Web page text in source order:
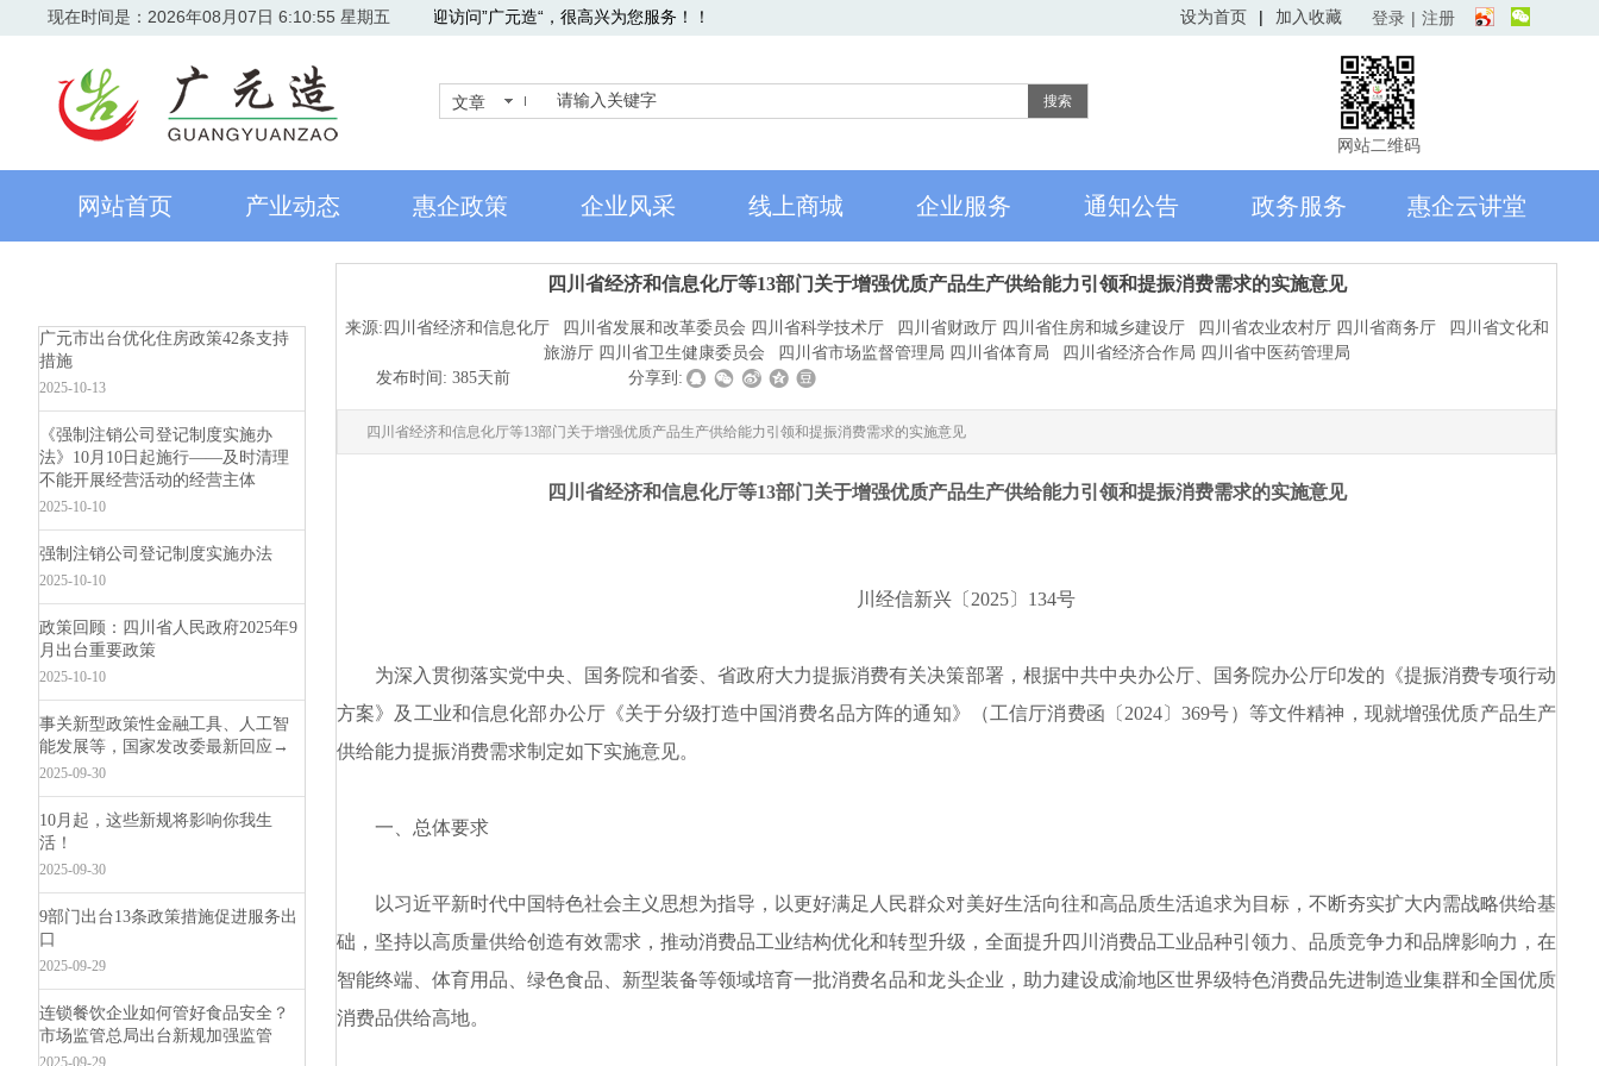
设为首页 | 加入收藏
欢迎访问”广元造“，很高兴为您服务！！ 欢迎访问”广元造“，很高兴为您服务！！
登录 | 注册
现在时间是：2026年08月07日 6:10:55 星期五
网站二维码
文章 搜索
网站首页 产业动态 惠企政策 企业风采 线上商城 企业服务 通知公告 政务服务 惠企云讲堂
四川省经济和信息化厅等13部门关于增强优质产品生产供给能力引领和提振消费需求的实施意见
来源: 四川省经济和信息化厅 四川省发展和改革委员会 四川省科学技术厅 四川省财政厅 四川省住房和城乡建设厅 四川省农业农村厅 四川省商务厅 四川省文化和
旅游厅 四川省卫生健康委员会 四川省市场监督管理局 四川省体育局 四川省经济合作局 四川省中医药管理局
发布时间: 385天前 分享到:
四川省经济和信息化厅等13部门关于增强优质产品生产供给能力引领和提振消费需求的实施意见
四川省经济和信息化厅等13部门关于增强优质产品生产供给能力引领和提振消费需求的实施意见
川经信新兴〔2025〕134号
为深入贯彻落实党中央、国务院和省委、省政府大力提振消费有关决策部署，根据中共中央办公厅、国务院办公厅印发的《提振消费专项行动
方案》及工业和信息化部办公厅《关于分级打造中国消费名品方阵的通知》（工信厅消费函〔2024〕369号）等文件精神，现就增强优质产品生产
供给能力提振消费需求制定如下实施意见。
一、总体要求
以习近平新时代中国特色社会主义思想为指导，以更好满足人民群众对美好生活向往和高品质生活追求为目标，不断夯实扩大内需战略供给基
础，坚持以高质量供给创造有效需求，推动消费品工业结构优化和转型升级，全面提升四川 消费品工业品种引领力、品质竞争力和品牌影响力，在
智能终端、体育用品、绿色食品、新型装备等领域培育一批消费名品和龙头企业，助力建设成渝地区世界级特色消费品先进制造业集群和全国优质
消费品供给高地。
广元市出台优化住房政策42条支持
措施
2025-10-13
《强制注销公司登记制度实施办
法》10月10日起施行——及时清理
不能开展经营活动的经营主体
2025-10-10
强制注销公司登记制度实施办法
2025-10-10
政策回顾：四川省人民政府2025年9
月出台重要政策
2025-10-10
事关新型政策性金融工具、人工智
能发展等，国家发改委最新回应→
2025-09-30
10月起，这些新规将影响你我生
活！
2025-09-30
9部门出台13条政策措施促进服务出
口
2025-09-29
连锁餐饮企业如何管好食品安全？
市场监管总局出台新规加强监管
2025-09-29